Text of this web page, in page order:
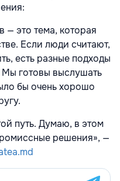
— это тема, которая
Если люди считают,
есть разные подходы
Мы готовы выслушать
бы очень хорошо
путь. Думаю, в этом
решения», —